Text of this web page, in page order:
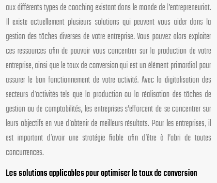
aux différents types de coaching existant dans le monde de l’entrepreneuriat.
Il existe actuellement plusieurs solutions qui peuvent vous aider dans la
gestion des tâches diverses de votre entreprise. Vous pouvez alors exploiter
ces ressources afin de pouvoir vous concentrer sur la production de votre
entreprise, ainsi que le taux de conversion qui est un élément primordial pour
assurer le bon fonctionnement de votre activité. Avec la digitalisation des
secteurs d’activités tels que la production ou la réalisation des tâches de
gestion ou de comptabilités, les entreprises s’efforcent de se concentrer sur
leurs objectifs en vue d’obtenir de meilleurs résultats. Pour les entreprises, il
est important d’avoir une stratégie fiable afin d’être à l’abri de toutes
concurrences.
Les solutions applicables pour optimiser le taux de conversion